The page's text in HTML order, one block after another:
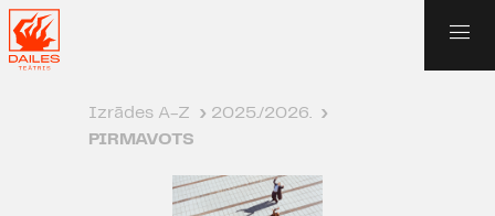
Izrādes A-Z › 2025./2026. ›
PIRMAVOTS